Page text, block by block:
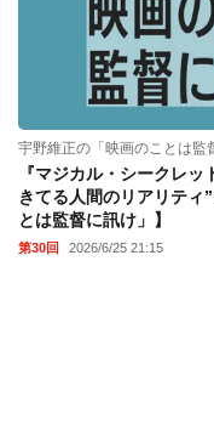
宇野維正の「映画のことは監
『マジカル・シークレ
きてる人間のリアリティ
とは監督に訊け」】
第30回 2026/6/25 21:15